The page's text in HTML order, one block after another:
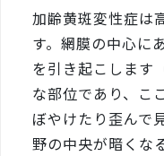
加齢黄斑変性症は
す。網膜の中心に
を引き起こします
な部位であり、こ
ぼやけたり歪んで
野の中央が暗くな